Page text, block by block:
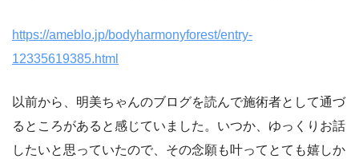
https://ameblo.jp/bodyharmonyforest/entry-
12335619385.html
以前から、明美ちゃんのブログを読んで施術者として通づ
るところがあると感じていました。いつか、ゆっくりお話
したいと思っていたので、その念願も叶ってとても嬉しか